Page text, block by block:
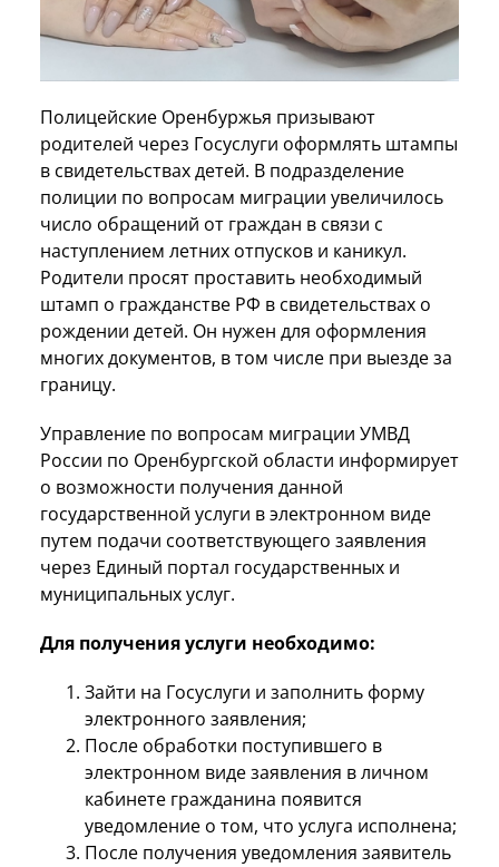
Полицейские Оренбуржья призывают
родителей через Госуслуги оформлять штампы
в свидетельствах детей. В подразделение
полиции по вопросам миграции увеличилось
число обращений от граждан в связи с
наступлением летних отпусков и каникул.
Родители просят проставить необходимый
штамп о гражданстве РФ в свидетельствах о
рождении детей. Он нужен для оформления
многих документов, в том числе при выезде за
границу.
Управление по вопросам миграции УМВД
России по Оренбургской области информирует
о возможности получения данной
государственной услуги в электронном виде
путем подачи соответствующего заявления
через Единый портал государственных и
муниципальных услуг.
Для получения услуги необходимо:
Зайти на Госуслуги и заполнить форму
электронного заявления;
После обработки поступившего в
электронном виде заявления в личном
кабинете гражданина появится
уведомление о том, что услуга исполнена;
После получения уведомления заявитель